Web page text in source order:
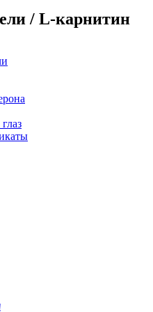
/ L-карнитин